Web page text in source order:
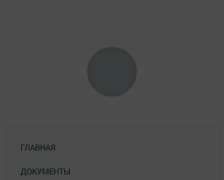
ГЛАВНАЯ
ДОКУМЕНТЫ